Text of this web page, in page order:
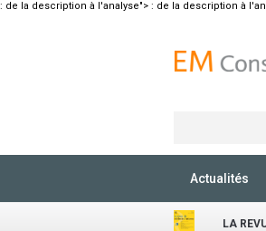
: de la description à l'analyse"> : de la description à
Actualités
LA